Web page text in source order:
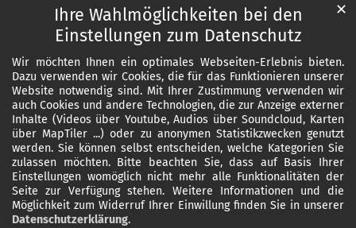
Ihre Wahlmöglichkeiten bei den
Einstellungen zum Datenschutz
Wir möchten Ihnen ein optimales Webseiten-Erlebnis bieten.
Dazu verwenden wir Cookies, die für das Funktionieren unserer
Website notwendig sind. Mit Ihrer Zustimmung verwenden wir
auch Cookies und andere Technologien, die zur Anzeige externer
Inhalte (Videos über Youtube, Audios über Soundcloud, Karten
über MapTiler ...) oder zu anonymen Statistikzwecken genutzt
werden. Sie können selbst entscheiden, welche Kategorien Sie
zulassen möchten. Bitte beachten Sie, dass auf Basis Ihrer
Einstellungen womöglich nicht mehr alle Funktionalitäten der
Seite zur Verfügung stehen. Weitere Informationen und die
Möglichkeit zum Widerruf Ihrer Einwillung finden Sie in unserer
Datenschutzerklärung.
✕